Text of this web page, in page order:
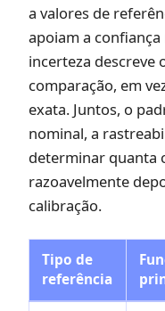
a valores de
apoiam a
incerteza descreve
comparação, em
exata. Juntos, o
nominal, a
determinar quanta
razoavelmente
calibração.
Tipo de
referência